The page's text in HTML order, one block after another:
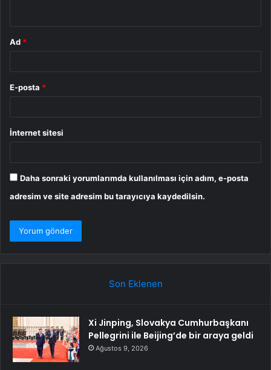
Ad *
E-posta *
İnternet sitesi
Daha sonraki yorumlarımda kullanılması için adım, e-posta
adresim ve site adresim bu tarayıcıya kaydedilsin.
Son Eklenen
Xi Jinping, Slovakya Cumhurbaşkanı
Pellegrini ile Beijing’de bir araya geldi
Ağustos 9, 2026